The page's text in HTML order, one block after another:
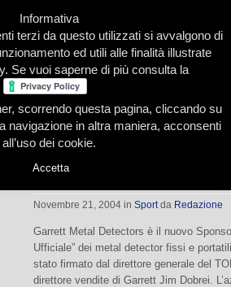
Redazione Le nostre firme
Garrett Metal Detector Sponsor di
Novembre 21, 2004 in Sportda Redazione
Garrett Metal Detectors è il nuovo
Ufficiale” dei metal detector fissi e
stato firmato dal direttore generale del
direttore vendite di Garrett Jim Dobrei.
Informativa
terzi da questo utilizzati si avvalgono di
ed utili alle finalità illustrate
Se vuoi saperne di più consulta la
scorrendo questa pagina, cliccando su
navigazione in altra maniera, acconsenti
all’uso dei cookie.
Accetta